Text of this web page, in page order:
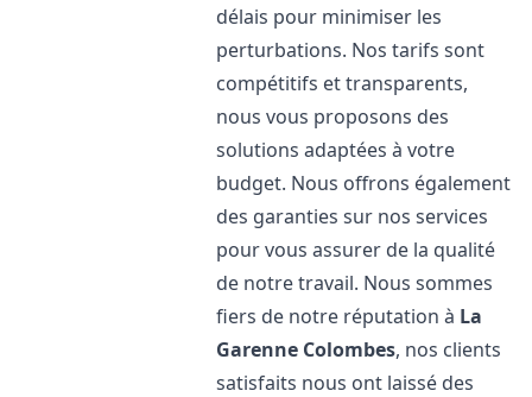
délais pour minimiser les
perturbations. Nos tarifs sont
compétitifs et transparents,
nous vous proposons des
solutions adaptées à votre
budget. Nous offrons également
des garanties sur nos services
pour vous assurer de la qualité
de notre travail. Nous sommes
fiers de notre réputation à La
Garenne Colombes, nos clients
satisfaits nous ont laissé des